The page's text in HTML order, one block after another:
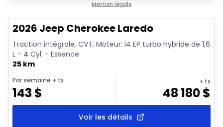
Mention légale
2026 Jeep Cherokee Laredo
Traction intégrale, CVT, Moteur: I4 EP turbo hybride de 1,6
L - 4 Cyl. - Essence
25 km
Par semaine + tx
143$
+ tx
48 180$
Voir les détails